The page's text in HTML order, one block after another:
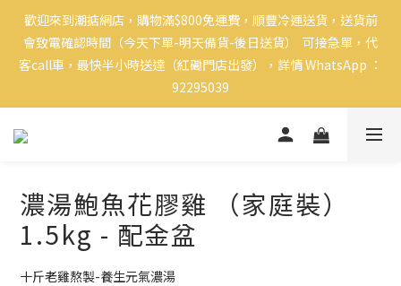
歡迎來到潮掂網店，購物滿$800免運費，順豐冷運送貨，送貨前
會致電確認時間（今天下單-明天備貨-後日送貨）  可接急單，代
客call車，最快半小時送達（紅磡門店出發），詳情 WhatsApp ：
92295039
濃湯鮑魚花膠雞 （家庭裝）
1.5kg - 配金盆
十斤老雞熬製-養生元氣濃湯